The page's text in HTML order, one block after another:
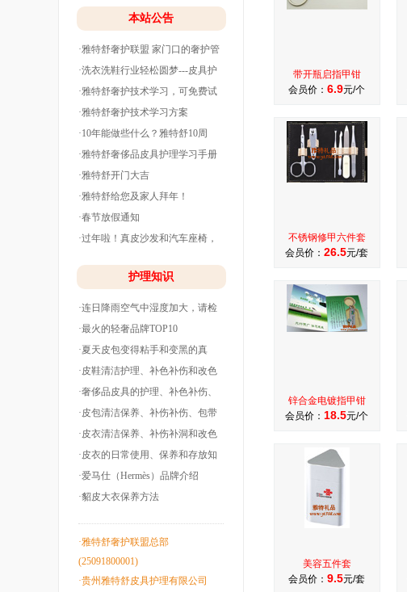
本站公告
·雅特舒奢护联盟 家门口的奢护管
家
·洗衣洗鞋行业轻松圆梦---皮具护
理
·雅特舒奢护技术学习，可免费试
学并分期付款
·雅特舒奢护技术学习方案
·10年能做些什么？雅特舒10周
年。
·雅特舒奢侈品皮具护理学习手册
·雅特舒开门大吉
·雅特舒给您及家人拜年！
·春节放假通知
·过年啦！真皮沙发和汽车座椅，
护理知识
·连日降雨空气中湿度加大，请检
查下你的皮衣
·最火的轻奢品牌TOP10
·夏天皮包变得粘手和变黑的真
相！
·皮鞋清洁护理、补色补伤和改色
翻新！
·奢侈品皮具的护理、补色补伤、
包带油边和翻
·皮包清洁保养、补伤补伤、包带
洞边和改色翻
·皮衣清洁保养、补伤补洞和改色
翻新！
·皮衣的日常使用、保养和存放知
识！
·爱马仕（Hermès）品牌介绍
·貂皮大衣保养方法
·雅特舒奢护联盟总部
(25091800001)
·贵州雅特舒皮具护理有限公司
带开瓶启指甲钳
会员价： 6.9元/个
不锈钢修甲六件套
会员价： 26.5元/套
锌合金电镀指甲钳
会员价： 18.5元/个
美容五件套
会员价： 9.5元/套